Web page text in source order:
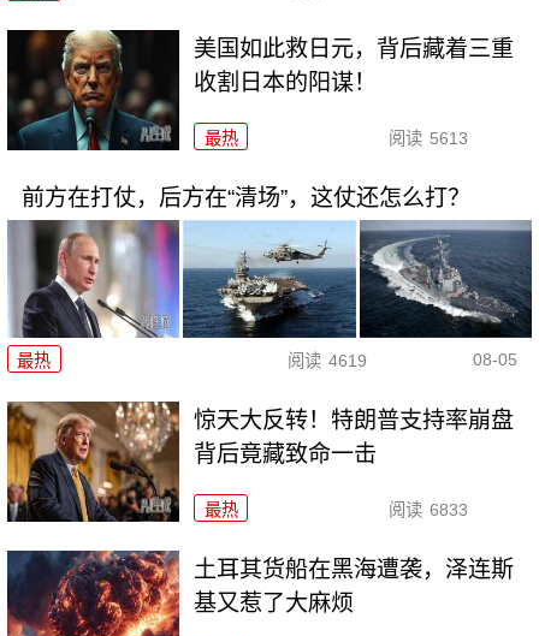
美国如此救日元，背后藏着三重
收割日本的阳谋！
最热 阅读 5613
前方在打仗，后方在“清场”，这仗还怎么打？
最热 阅读 4619 08-05
惊天大反转！特朗普支持率崩盘
背后竟藏致命一击
最热 阅读 6833
土耳其货船在黑海遭袭，泽连斯
基又惹了大麻烦